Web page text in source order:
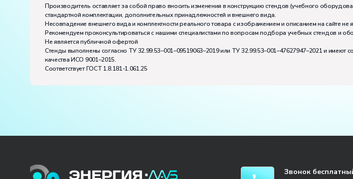
Производитель оставляет за собой право вносить изменения в конструкцию стендов (учебного
стандартной комплектации, дополнительных принадлежностей и внешнего вида.
Несовпадение внешнего вида и комплектности реального товара с изображением и описанием на сайте не
Рекомендуем проконсультироваться с нашими специалистами по вопросам подбора учебных стендов и
Не является публичной офертой
Стенды выполнены согласно ТУ 32.99.53–001–09519063–2019 или ТУ 32.99.53–001–47627947–2021 и
качества ИСО 9001–2015.
Соответствует ГОСТ 1.8.181-1.061.25
Звонок